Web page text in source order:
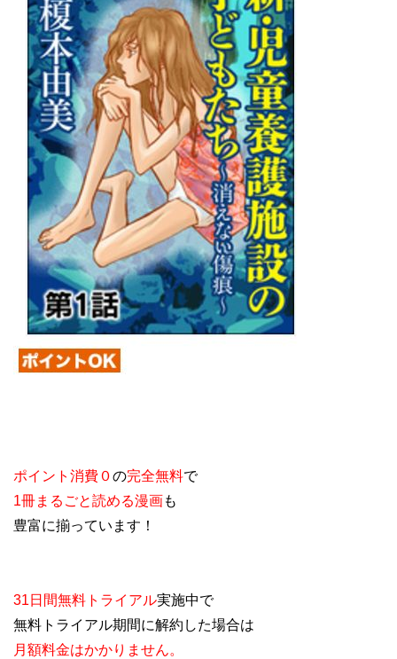
ポイント消費０の完全無料で
1冊まるごと読める漫画も
豊富に揃っています！
31日間無料トライアル実施中で
無料トライアル期間に解約した場合は
月額料金はかかりません。